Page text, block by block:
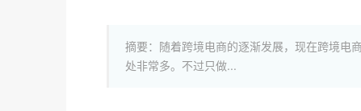
摘要：随着跨境电商的逐渐发展，现在跨境电
处非常多。不过只做...